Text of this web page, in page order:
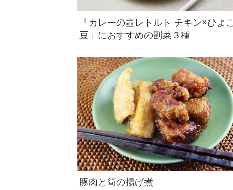
「カレーの壺レトルト チキン×ひよこ
豆」におすすめの副菜３種
豚肉と筍の揚げ煮